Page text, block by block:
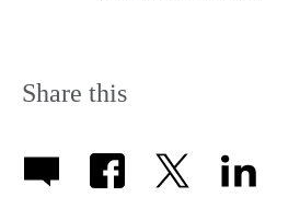
Share this